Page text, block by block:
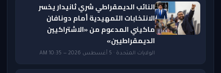
النائب الديمقراطي شري ثانيدار يخسر
الانتخابات التمهيدية أمام دونافان
ماكيني المدعوم من «الاشتراكيين
الديمقراطيين»
الولايات المتحدة · 5 أغسطس 2026 — 10:35 AM